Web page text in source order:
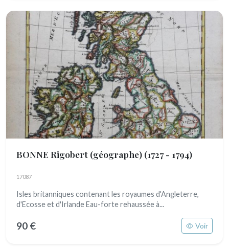
BONNE Rigobert (géographe) (1727 - 1794)
17087
Isles britanniques contenant les royaumes d'Angleterre,
d'Ecosse et d'Irlande Eau-forte rehaussée à...
90 € Voir